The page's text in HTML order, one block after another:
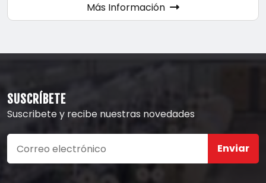
Más Información
SUSCRÍBETE
Suscribete y recibe nuestras novedades
Enviar